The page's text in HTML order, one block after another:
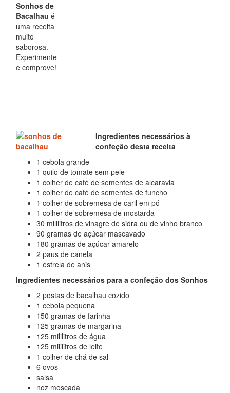
Sonhos de
Bacalhau é
uma receita
muito
saborosa.
Experimente
e comprove!
Ingredientes necessários à
confeção desta receita
1 cebola grande
1 quilo de tomate sem pele
1 colher de café de sementes de alcaravia
1 colher de café de sementes de funcho
1 colher de sobremesa de caril em pó
1 colher de sobremesa de mostarda
30 mililitros de vinagre de sidra ou de vinho branco
90 gramas de açúcar mascavado
180 gramas de açúcar amarelo
2 paus de canela
1 estrela de anis
Ingredientes necessários para a confeção dos Sonhos
2 postas de bacalhau cozido
1 cebola pequena
150 gramas de farinha
125 gramas de margarina
125 mililitros de água
125 mililitros de leite
1 colher de chá de sal
6 ovos
salsa
noz moscada